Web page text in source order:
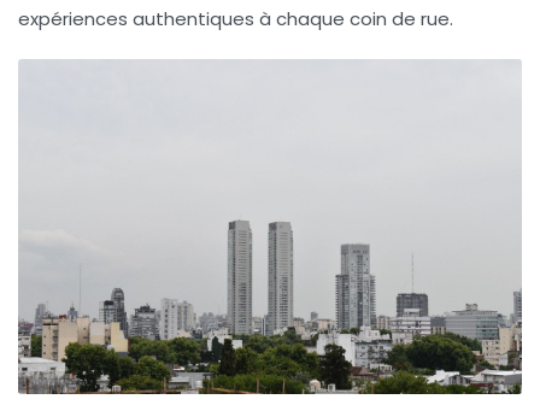
expériences authentiques à chaque coin de rue.